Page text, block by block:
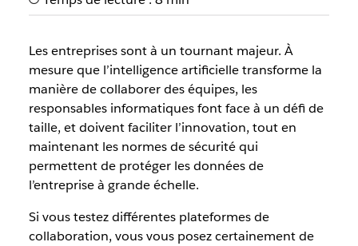
Les entreprises sont à un tournant majeur. À
mesure que l’intelligence artificielle transforme la
manière de collaborer des équipes, les
responsables informatiques font face à un défi de
taille, et doivent faciliter l’innovation, tout en
maintenant les normes de sécurité qui
permettent de protéger les données de
l’entreprise à grande échelle.
Si vous testez différentes plateformes de
collaboration, vous vous posez certainement de